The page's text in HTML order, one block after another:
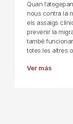
Quan
nous contra la
els assaigs
prevenir la
també
totes les altres
Ver más